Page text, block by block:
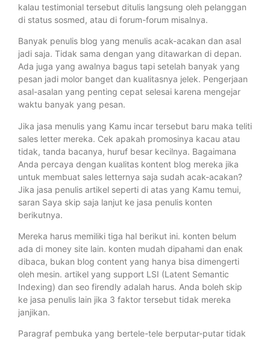
kalau testimonial tersebut ditulis langsung oleh pelanggan
di status sosmed, atau di forum-forum misalnya.
Banyak penulis blog yang menulis acak-acakan dan asal
jadi saja. Tidak sama dengan yang ditawarkan di depan.
Ada juga yang awalnya bagus tapi setelah banyak yang
pesan jadi molor banget dan kualitasnya jelek. Pengerjaan
asal-asalan yang penting cepat selesai karena mengejar
waktu banyak yang pesan.
Jika jasa menulis yang Kamu incar tersebut baru maka teliti
sales letter mereka. Cek apakah promosinya kacau atau
tidak, tanda bacanya, huruf besar kecilnya. Bagaimana
Anda percaya dengan kualitas kontent blog mereka jika
untuk membuat sales letternya saja sudah acak-acakan?
Jika jasa penulis artikel seperti di atas yang Kamu temui,
saran Saya skip saja lanjut ke jasa penulis konten
berikutnya.
Mereka harus memiliki tiga hal berikut ini. konten belum
ada di money site lain. konten mudah dipahami dan enak
dibaca, bukan blog content yang hanya bisa dimengerti
oleh mesin. artikel yang support LSI (Latent Semantic
Indexing) dan seo firendly adalah harus. Anda boleh skip
ke jasa penulis lain jika 3 faktor tersebut tidak mereka
janjikan.
Paragraf pembuka yang bertele-tele berputar-putar tidak